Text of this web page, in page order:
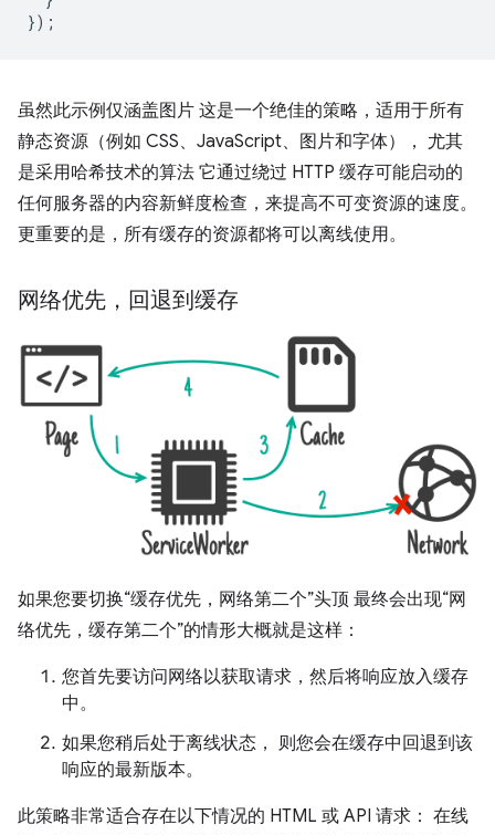
});
虽然此示例仅涵盖图片 这是一个绝佳的策略，适用于所有
静态资源（例如 CSS、JavaScript、图片和字体）， 尤其
是采用哈希技术的算法 它通过绕过 HTTP 缓存可能启动的
任何服务器的内容新鲜度检查，来提高不可变资源的速度。
更重要的是，所有缓存的资源都将可以离线使用。
网络优先，回退到缓存
如果您要切换“缓存优先，网络第二个”头顶 最终会出现“网
络优先，缓存第二个”的情形大概就是这样：
您首先要访问网络以获取请求，然后将响应放入缓存
中。
如果您稍后处于离线状态， 则您会在缓存中回退到该
响应的最新版本。
此策略非常适合存在以下情况的 HTML 或 API 请求： 在线